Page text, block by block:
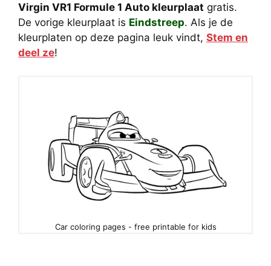
Virgin VR1 Formule 1 Auto kleurplaat gratis.
De vorige kleurplaat is Eindstreep. Als je de
kleurplaten op deze pagina leuk vindt, Stem en
deel ze!
Car coloring pages - free printable for kids